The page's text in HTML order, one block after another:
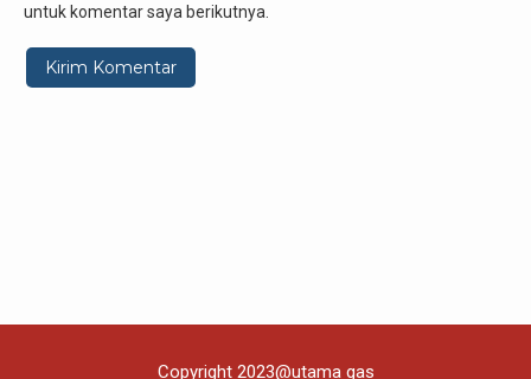
untuk komentar saya berikutnya.
Copyright 2023@utama gas